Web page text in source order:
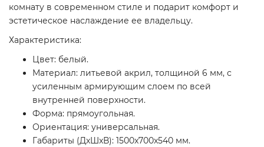
комнату в современном стиле и подарит комфорт и
эстетическое наслаждение ее владельцу.
Характеристика:
Цвет: белый.
Материал: литьевой акрил, толщиной 6 мм, с
усиленным армирующим слоем по всей
внутренней поверхности.
Форма: прямоугольная.
Ориентация: универсальная.
Габариты (ДxШxВ): 1500x700x540 мм.